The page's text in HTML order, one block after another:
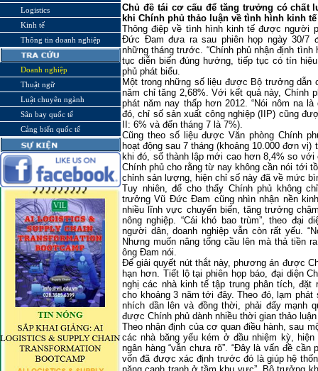
Logistics
Kinh tế
Thông tin doanh nghiệp
Doanh nghiệp
Thuật ngữ
Luật chuyên ngành
Sân bay quốc tế
Cảng biển quốc tế
Chủ đề tái cơ cấu để tăng trưởng có
khi Chính phủ thảo luận về tình hình kinh
Thông điệp về tình hình kinh tế được người
Đức Đam đưa ra sau phiên họp ngày 30/7
những tháng trước. “Chính phủ nhận định
tục diễn biến đúng hướng, tiếp tục có tín
phủ phát biểu.
Một trong những số liệu được Bộ trưởng dẫn
năm chỉ tăng 2,68%. Với kết quả này, Chính
phát năm nay thấp hơn 2012. “Nói nôm na
đó, chỉ số sản xuất công nghiệp (IIP) cũng
II: 6% và đến tháng 7 là 7%).
Cũng theo số liệu được Văn phòng Chính
hoạt động sau 7 tháng (khoảng 10.000 đơn
khi đó, số thành lập mới cao hơn 8,4% so với
Chính phủ cho rằng từ nay không cần nói tới
chỉnh sản lượng, hiện chỉ số này đã về mức
Tuy nhiên, để cho thấy Chính phủ không
trưởng Vũ Đức Đam cũng nhìn nhận nền
nhiều lĩnh vực chuyển biến, tăng trưởng
nông nghiệp. “Cái khó bao trùm”, theo đại
người dân, doanh nghiệp vẫn còn rất yếu.
Nhưng muốn nâng tổng cầu lên mà thả tiền
ông Đam nói.
Để giải quyết nút thắt này, phương án được
hạn hơn. Tiết lộ tại phiên họp báo, đại diện
nghị các nhà kinh tế tập trung phân tích,
cho khoảng 3 năm tới đây. Theo đó, lạm
nhích dần lên và đồng thời, phải đẩy mạnh
được Chính phủ dành nhiều thời gian thảo
Theo nhận định của cơ quan điều hành, sau
các nhà băng yếu kém ở đầu nhiệm kỳ,
ngân hàng “vẫn chưa rõ”. “Đây là vấn đề
vốn đã được xác định trước đó là giúp hệ